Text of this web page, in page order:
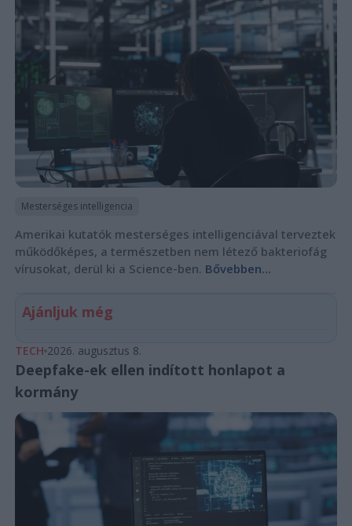
Mesterséges intelligencia
Amerikai kutatók mesterséges intelligenciával terveztek
működőképes, a természetben nem létező bakteriofág
vírusokat, derül ki a Science-ben. Bővebben...
Ajánljuk még
TECH 2026. augusztus 8.
Deepfake-ek ellen indított honlapot a
kormány